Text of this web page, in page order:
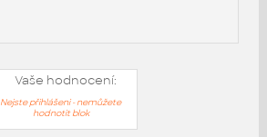
Vaše hodnocení:
Nejste přihlášeni - nemůžete
hodnotit blok